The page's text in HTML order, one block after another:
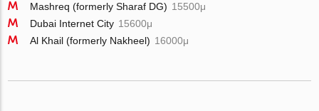
Mashreq (formerly Sharaf DG) 15500μ
Dubai Internet City 15600μ
Al Khail (formerly Nakheel) 16000μ